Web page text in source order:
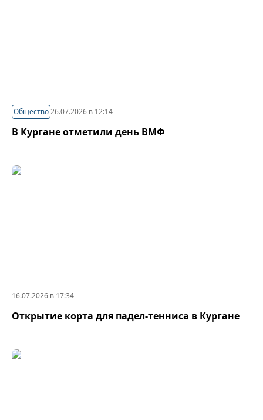
Общество26.07.2026 в 12:14
В Кургане отметили день ВМФ
16.07.2026 в 17:34
Открытие корта для падел-тенниса в Кургане